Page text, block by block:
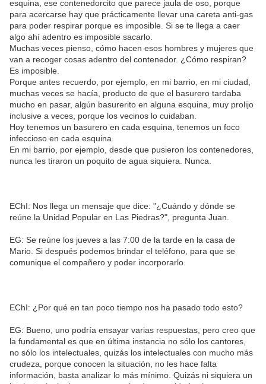
esquina, ese contenedorcito que parece jaula de oso, porque
para acercarse hay que prácticamente llevar una careta anti-gas
para poder respirar porque es imposible. Si se te llega a caer
algo ahí adentro es imposible sacarlo.
Muchas veces pienso, cómo hacen esos hombres y mujeres que
van a recoger cosas adentro del contenedor. ¿Cómo respiran?
Es imposible.
Porque antes recuerdo, por ejemplo, en mi barrio, en mi ciudad,
muchas veces se hacía, producto de que el basurero tardaba
mucho en pasar, algún basurerito en alguna esquina, muy prolijo
inclusive a veces, porque los vecinos lo cuidaban.
Hoy tenemos un basurero en cada esquina, tenemos un foco
infeccioso en cada esquina.
En mi barrio, por ejemplo, desde que pusieron los contenedores,
nunca les tiraron un poquito de agua siquiera. Nunca.
EChI: Nos llega un mensaje que dice: "¿Cuándo y dónde se
reúne la Unidad Popular en Las Piedras?", pregunta Juan.
EG: Se reúne los jueves a las 7:00 de la tarde en la casa de
Mario. Si después podemos brindar el teléfono, para que se
comunique el compañero y poder incorporarlo.
EChI: ¿Por qué en tan poco tiempo nos ha pasado todo esto?
EG: Bueno, uno podría ensayar varias respuestas, pero creo que
la fundamental es que en última instancia no sólo los cantores,
no sólo los intelectuales, quizás los intelectuales con mucho más
crudeza, porque conocen la situación, no les hace falta
información, basta analizar lo más mínimo. Quizás ni siquiera un